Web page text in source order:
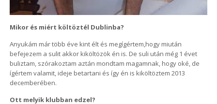
Mikor és miért költöztél Dublinba?
Anyukám már több éve kint élt és megígértem,hogy miután
befejezem a sulit akkor kiköltözök én is. De suli után még 1 évet
buliztam, szórakoztam aztán mondtam magamnak, hogy oké, de
ígértem valamit, ideje betartani és így én is kiköltöztem 2013
decemberében.
Ott melyik klubban edzel?